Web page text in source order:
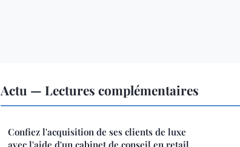
Actu — Lectures complémentaires
Confiez l'acquisition de ses clients de luxe
avec l'aide d'un cabinet de conseil en retail